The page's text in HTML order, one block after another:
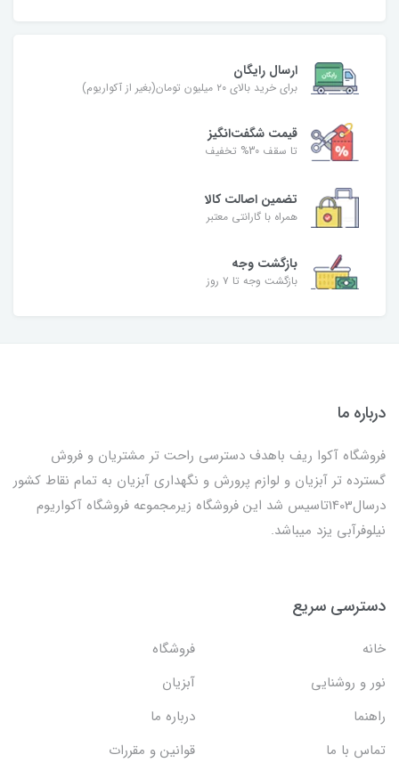
ارسال رایگان
برای خرید بالای ۲۰ میلیون تومان(بغیر از آکواریوم)
قیمت شگفت‌انگیز
تا سقف 30% تخفیف
تضمین اصالت کالا
همراه با گارانتی معتبر
بازگشت وجه
بازگشت وجه تا ۷ روز
درباره ما
فروشگاه آکوا ریف باهدف دسترسی راحت تر مشتریان و فروش
گسترده تر آبزیان و لوازم پرورش و نگهداری آبزیان به تمام نقاط کشور
درسال1403تاسیس شد این فروشگاه زیرمجموعه فروشگاه آکواریوم
نیلوفرآبی یزد میباشد.
دسترسی سریع
خانه
فروشگاه
نور و روشنایی
آبزیان
راهنما
درباره ما
تماس با ما
قوانین و مقررات